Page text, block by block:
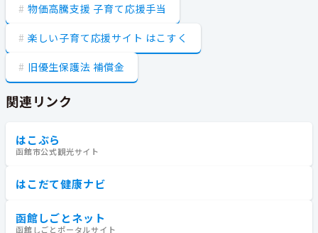
物価高騰支援 子育て応援手当
楽しい子育て応援サイト はこすく
旧優生保護法 補償金
関連リンク
はこぶら
函館市公式観光サイト
はこだて健康ナビ
函館しごとネット
函館しごとポータルサイト